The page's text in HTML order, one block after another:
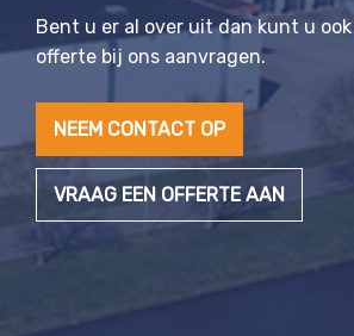
Bent u er al over uit dan kunt u
offerte bij ons aanvragen.
NEEM CONTACT OP
VRAAG EEN OFFERTE AAN